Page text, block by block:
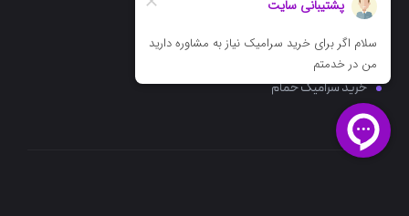
سرامیک کف پذیرایی
سرامیک کف آشپزخانه
خرید سرامیک حمام